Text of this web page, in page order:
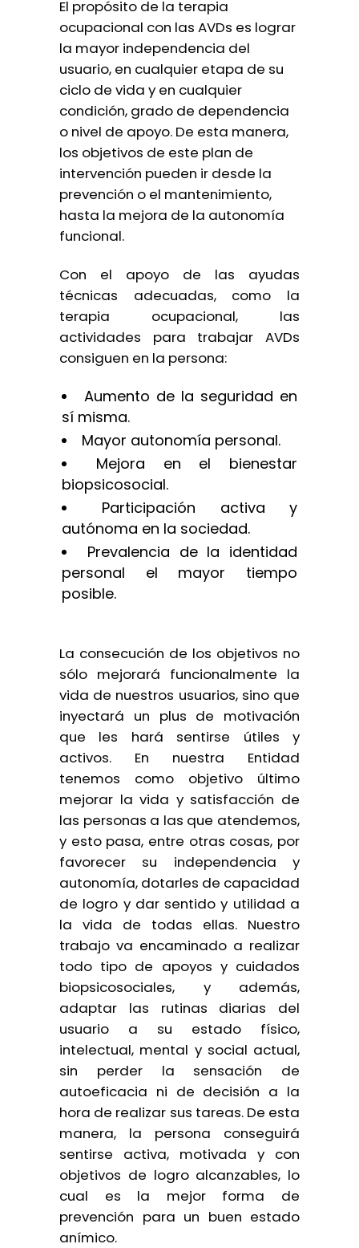
El propósito de la terapia
ocupacional con las AVDs es lograr
la mayor independencia del
usuario, en cualquier etapa de su
ciclo de vida y en cualquier
condición, grado de dependencia
o nivel de apoyo. De esta manera,
los objetivos de este plan de
intervención pueden ir desde la
prevención o el mantenimiento,
hasta la mejora de la autonomía
funcional.
Con el apoyo de las ayudas
técnicas adecuadas, como la
terapia ocupacional, las
actividades para trabajar AVDs
consiguen en la persona:
Aumento de la seguridad en
sí misma.
Mayor autonomía personal.
Mejora en el bienestar
biopsicosocial.
Participación activa y
autónoma en la sociedad.
Prevalencia de la identidad
personal el mayor tiempo
posible.
La consecución de los objetivos no
sólo mejorará funcionalmente la
vida de nuestros usuarios, sino que
inyectará un plus de motivación
que les hará sentirse útiles y
activos. En nuestra Entidad
tenemos como objetivo último
mejorar la vida y satisfacción de
las personas a las que atendemos,
y esto pasa, entre otras cosas, por
favorecer su independencia y
autonomía, dotarles de capacidad
de logro y dar sentido y utilidad a
la vida de todas ellas. Nuestro
trabajo va encaminado a realizar
todo tipo de apoyos y cuidados
biopsicosociales, y además,
adaptar las rutinas diarias del
usuario a su estado físico,
intelectual, mental y social actual,
sin perder la sensación de
autoeficacia ni de decisión a la
hora de realizar sus tareas. De esta
manera, la persona conseguirá
sentirse activa, motivada y con
objetivos de logro alcanzables, lo
cual es la mejor forma de
prevención para un buen estado
anímico.